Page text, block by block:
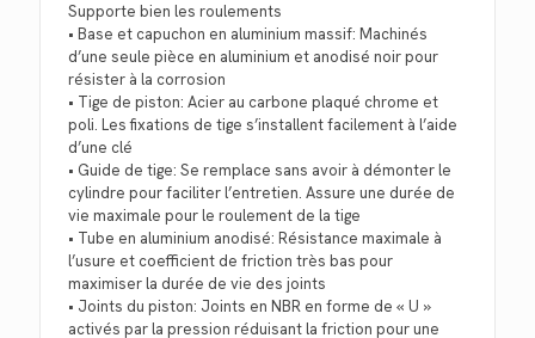
Supporte bien les roulements
• Base et capuchon en aluminium massif: Machinés
d’une seule pièce en aluminium et anodisé noir pour
résister à la corrosion
• Tige de piston: Acier au carbone plaqué chrome et
poli. Les fixations de tige s’installent facilement à l’aide
d’une clé
• Guide de tige: Se remplace sans avoir à démonter le
cylindre pour faciliter l’entretien. Assure une durée de
vie maximale pour le roulement de la tige
• Tube en aluminium anodisé: Résistance maximale à
l’usure et coefficient de friction très bas pour
maximiser la durée de vie des joints
• Joints du piston: Joints en NBR en forme de « U »
activés par la pression réduisant la friction pour une